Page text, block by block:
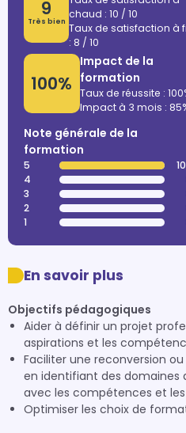
9
Très bien
chaud : 10 / 10
Taux de satisfaction à
: 8 / 10
100%
Impact de la
formation
Taux de réussite :
Impact à 3 mois :
Note générale de la
formation
5
4
3
2
1
En savoir plus
Objectifs pédagogiques
Aider à définir un projet
aspirations et les
Faciliter une reconversion
en identifiant des domaines
avec les compétences et
Optimiser les choix de